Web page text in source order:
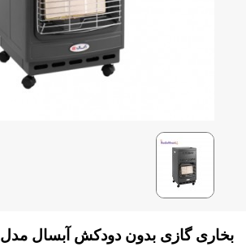
بخاری گازی بدون دودکش آبسال مدل 444